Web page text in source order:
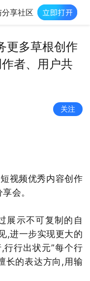
享社区
更多草根创作
者、用户共
关注
视频优秀内容创作
会。
展示不可复制的自
,进一步实现更大的
行行出状元”每个行
长的表达方向,用输